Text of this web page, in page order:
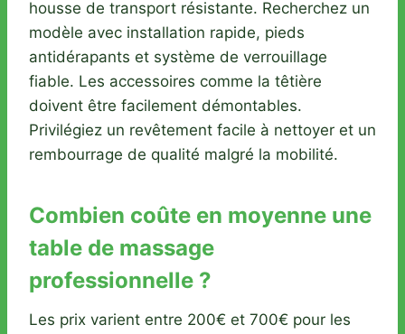
housse de transport résistante. Recherchez un
modèle avec installation rapide, pieds
antidérapants et système de verrouillage
fiable. Les accessoires comme la têtière
doivent être facilement démontables.
Privilégiez un revêtement facile à nettoyer et un
rembourrage de qualité malgré la mobilité.
Combien coûte en moyenne une
table de massage
professionnelle ?
Les prix varient entre 200€ et 700€ pour les